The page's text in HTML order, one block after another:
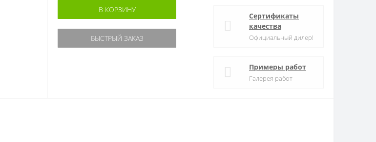
В КОРЗИНУ
БЫСТРЫЙ ЗАКАЗ
Сертификаты
качества
Официальный дилер!
Примеры работ
Галерея работ